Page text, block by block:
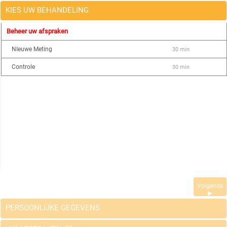
KIES UW BEHANDELING
Beheer uw afspraken
NIeuwe Meting 30 min
Controle 30 min
Volgende
▶
PERSOONLIJKE GEGEVENS